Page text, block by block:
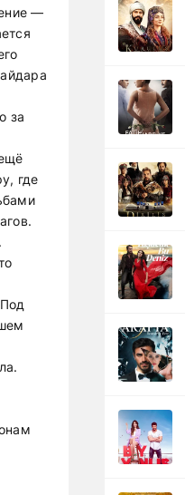
—
за
где